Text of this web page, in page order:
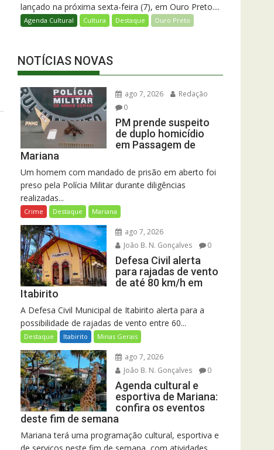
lançado na próxima sexta-feira (7), em Ouro Preto....
Agenda Cultural Cultura Destaque Ouro Preto
NOTÍCIAS NOVAS
ago 7, 2026
Redação
0
PM prende suspeito
de duplo homicídio
em Passagem de
Mariana
Um homem com mandado de prisão em aberto foi
preso pela Polícia Militar durante diligências
realizadas...
Crime Destaque Mariana
ago 7, 2026
João B. N. Gonçalves
0
Defesa Civil alerta
para rajadas de vento
de até 80 km/h em
Itabirito
A Defesa Civil Municipal de Itabirito alerta para a
possibilidade de rajadas de vento entre 60...
Destaque Itabirito Minas Gerais
ago 7, 2026
João B. N. Gonçalves
0
Agenda cultural e
esportiva de Mariana:
confira os eventos
deste fim de semana
Mariana terá uma programação cultural, esportiva e